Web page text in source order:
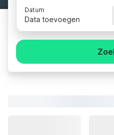
Datum
Data toevoegen